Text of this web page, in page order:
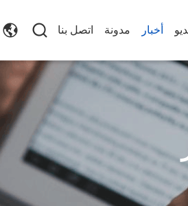
أخبار مدونة اتصل بنا